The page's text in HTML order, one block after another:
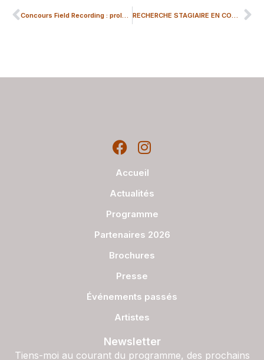
Accueil
Actualités
Programme
Partenaires 2026
Brochures
Presse
Événements passés
Artistes
Newsletter
Tiens-moi au courant du programme, des prochains